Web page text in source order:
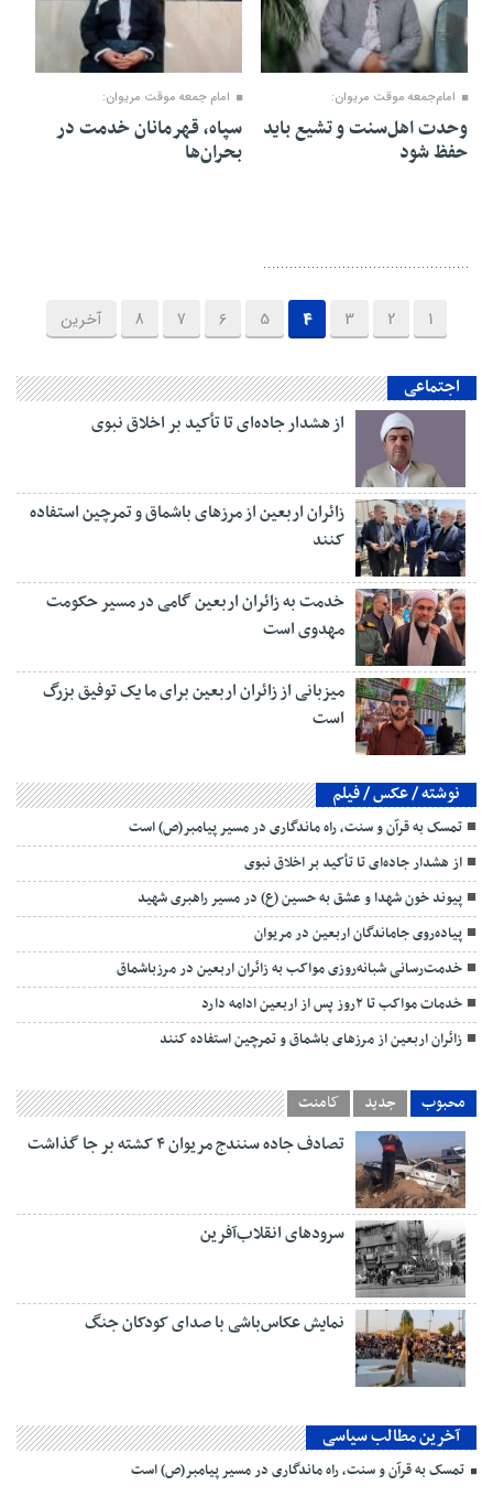
۰۵ اردیبهشت ۱۴۰۴
امام‌جمعه موقت مریوان:
وحدت اهل‌سنت و تشیع باید
حفظ شود
امام جمعه موقت مریوان:
سپاه، قهرمانان خدمت در
بحران‌ها
1
2
3
4
5
6
7
8 آخرین
اجتماعی
از هشدار جاده‌ای تا تأکید بر اخلاق نبوی
زائران اربعین از مرزهای باشماق و تمرچین استفاده
کنند
خدمت به زائران اربعین گامی در مسیر حکومت
مهدوی است
میزبانی از زائران اربعین برای ما یک توفیق بزرگ
است
نوشته / عکس / فیلم
تمسک به قرآن و سنت، راه ماندگاری در مسیر پیامبر(ص) است
از هشدار جاده‌ای تا تأکید بر اخلاق نبوی
پیوند خون شهدا و عشق به حسین (ع) در مسیر راهبری شهید
پیاده‌روی جاماندگان اربعین در مریوان
خدمت‌رسانی شبانه‌روزی مواکب به زائران اربعین در مرزباشماق
خدمات مواکب تا ۲روز پس از اربعین ادامه دارد
زائران اربعین از مرزهای باشماق و تمرچین استفاده کنند
محبوب جدید کامنت
تصادف جاده سنندج مریوان ۴ کشته بر جا گذاشت
سرودهای انقلاب‌آفرین
نمایش عکاس‌باشی با صدای کودکان جنگ
آخرین مطالب سیاسی
تمسک به قرآن و سنت، راه ماندگاری در مسیر پیامبر(ص) است